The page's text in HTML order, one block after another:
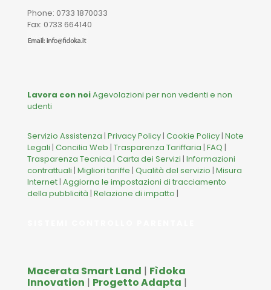
Phone: 0733 1870033
Fax: 0733 664140
Lavora con noiAgevolazioni per non vedenti e non
udenti
Servizio Assistenza | Privacy Policy| Cookie Policy| Note
Legali | Concilia Web | Trasparenza Tariffaria | FAQ |
Trasparenza Tecnica | Carta dei Servizi | Informazioni
contrattuali | Migliori tariffe | Qualità del servizio | Misura
Internet| Aggiorna le impostazioni di tracciamento
della pubblicità | Relazione di impatto |
Macerata Smart Land | Fìdoka
Innovation | Progetto Adapta |